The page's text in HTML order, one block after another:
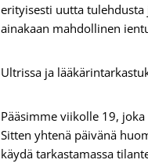
erityisesti uutta
ainakaan mahdollinen
Ultrissa ja
Pääsimme viikolle 19,
Sitten yhtenä päivänä
käydä tarkastamassa